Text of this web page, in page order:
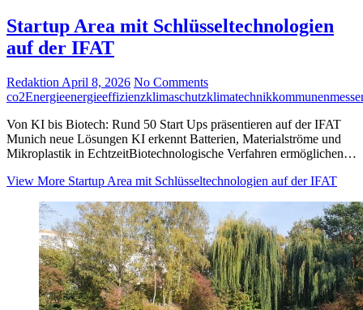
Startup Area mit Schlüsseltechnologien
auf der IFAT
Redaktion April 8, 2026 No Comments
co2Energieenergieeffizienzklimaschutzklimatechnikkommunen
Von KI bis Biotech: Rund 50 Start Ups präsentieren auf der IFAT
Munich neue Lösungen KI erkennt Batterien, Materialströme und
Mikroplastik in EchtzeitBiotechnologische Verfahren ermöglichen…
View More Startup Area mit Schlüsseltechnologien auf der IFAT